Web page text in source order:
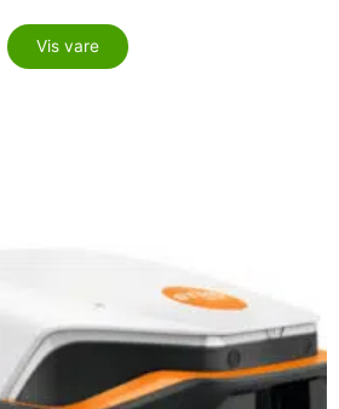
Vis vare